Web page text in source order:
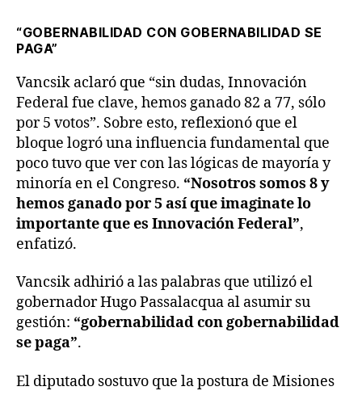
“GOBERNABILIDAD CON GOBERNABILIDAD SE
PAGA”
Vancsik aclaró que “sin dudas, Innovación
Federal fue clave, hemos ganado 82 a 77, sólo
por 5 votos”. Sobre esto, reflexionó que el
bloque logró una influencia fundamental que
poco tuvo que ver con las lógicas de mayoría y
minoría en el Congreso. “Nosotros somos 8 y
hemos ganado por 5 así que imaginate lo
importante que es Innovación Federal”,
enfatizó.
Vancsik adhirió a las palabras que utilizó el
gobernador Hugo Passalacqua al asumir su
gestión: “gobernabilidad con gobernabilidad
se paga”.
El diputado sostuvo que la postura de Misiones